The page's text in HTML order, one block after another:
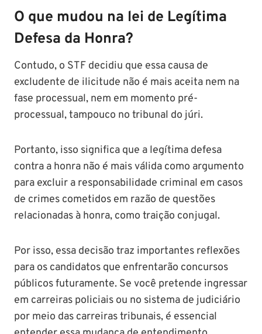
O que mudou na lei de Legítima
Defesa da Honra?
Contudo, o STF decidiu que essa causa de
excludente de ilicitude não é mais aceita nem na
fase processual, nem em momento pré-
processual, tampouco no tribunal do júri.
Portanto, isso significa que a legítima defesa
contra a honra não é mais válida como argumento
para excluir a responsabilidade criminal em casos
de crimes cometidos em razão de questões
relacionadas à honra, como traição conjugal.
Por isso, essa decisão traz importantes reflexões
para os candidatos que enfrentarão concursos
públicos futuramente. Se você pretende ingressar
em carreiras policiais ou no sistema de judiciário
por meio das carreiras tribunais, é essencial